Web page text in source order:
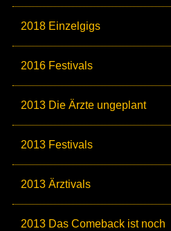
2018 Einzelgigs
2016 Festivals
2013 Die Ärzte ungeplant
2013 Festivals
2013 Ärztivals
2013 Das Comeback ist noch